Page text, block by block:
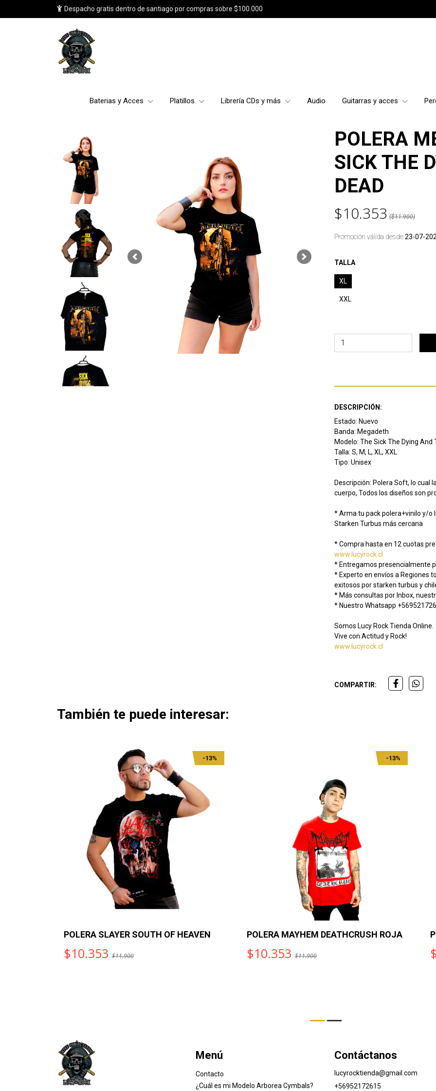
Despacho gratis dentro de santiago por compras sobre $100.000
Baterias y Acces Platillos Librería CDs y más Audio Guitarras y acces
Previous Next
POLERA
SICK THE
DEAD
$10.353 ($11.900)
Promoción válida desde23-07-
TALLA
XL
XXL
DESCRIPCIÓN:
Estado: Nuevo
Banda: Megadeth
Modelo: The Sick The Dying And
Talla: S, M, L, XL, XXL
Tipo: Unisex
Descripción: Polera Soft, lo cual
cuerpo, Todos los diseños son
* Arma tu pack polera+vinilo y/o
Starken Turbus más cercana
* Compra hasta en 12 cuotas
www.lucyrock.cl
* Entregamos presencialmente
* Experto en envíos a Regiones
exitosos por starken turbus y
* Más consultas por Inbox,
* Nuestro Whatsapp
Somos Lucy Rock Tienda Online.
Vive con Actitud y Rock!
www.lucyrock.cl
COMPARTIR:
También te puede interesar:
-13%
POLERA SLAYER SOUTH OF HEAVEN
$10.353 $11.900
-13%
POLERA MAYHEM DEATHCRUSH ROJA
$10.353 $11.900
Menú
Contacto
¿Cuál es mi Modelo Arborea Cymbals?
Contáctanos
lucyrocktienda@gmail.com
+56952172615